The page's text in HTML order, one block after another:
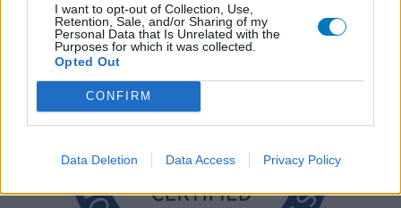
I want to opt-out of Collection, Use,
Retention, Sale, and/or Sharing of my
Personal Data that Is Unrelated with the
Purposes for which it was collected.
Opted Out
CONFIRM
Data Deletion Data Access Privacy Policy